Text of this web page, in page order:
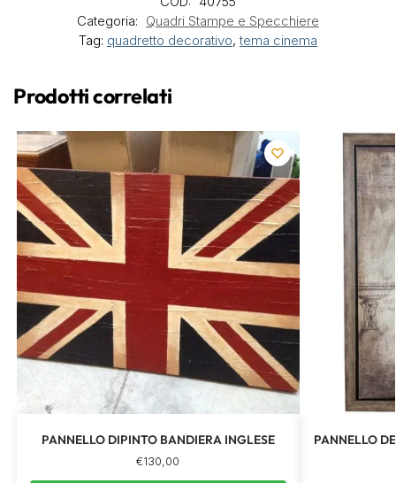
Categoria: Quadri Stampe e Specchiere
Tag: quadretto decorativo,tema cinema
Prodotti correlati
PANNELLO DIPINTO BANDIERA INGLESE
€130,00
PANNELLO